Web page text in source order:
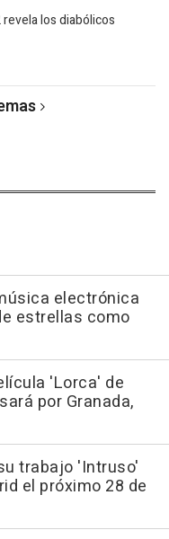
los diabólicos
electrónica
estrellas como
'Lorca' de
por Granada,
trabajo 'Intruso'
el próximo 28 de